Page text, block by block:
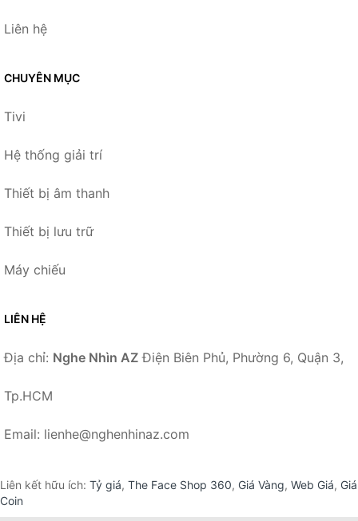
Liên hệ
CHUYÊN MỤC
Tivi
Hệ thống giải trí
Thiết bị âm thanh
Thiết bị lưu trữ
Máy chiếu
LIÊN HỆ
Địa chỉ: Nghe Nhìn AZ Điện Biên Phủ, Phường 6, Quận 3,
Tp.HCM
Email: lienhe@nghenhinaz.com
Liên kết hữu ích: Tỷ giá, The Face Shop 360, Giá Vàng, Web Giá, Giá
Coin